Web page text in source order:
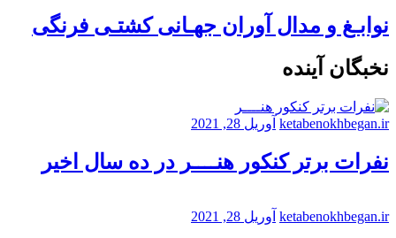
نوابـغ و مدال آوران جهـانی کشتـی فرنگی
نخبگان آینده
ketabenokhbegan.ir آوریل 28, 2021
نفرات برتر کنکور هنــــر در ده سال اخیر
ketabenokhbegan.ir آوریل 28, 2021